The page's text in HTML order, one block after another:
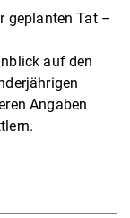
geplanten Tat –
auf den
Angaben